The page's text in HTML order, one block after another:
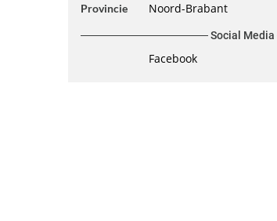
Provincie Noord-Brabant
Social Media
Facebook